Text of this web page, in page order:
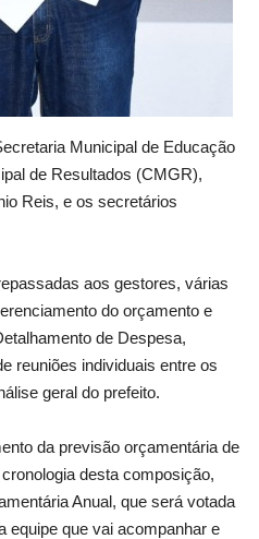
Municipal de Educação
de Resultados (CMGR),
Reis, e os secretários
aos gestores, várias
do orçamento e
de Despesa,
reuniões individuais entre os
geral do prefeito.
da previsão orçamentária de
desta composição,
Anual, que será votada
equipe que vai acompanhar e